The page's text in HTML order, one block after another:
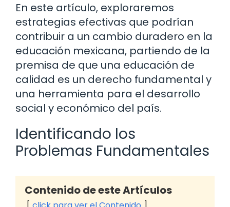
En este artículo, exploraremos
estrategias efectivas que podrían
contribuir a un cambio duradero en la
educación mexicana, partiendo de la
premisa de que una educación de
calidad es un derecho fundamental y
una herramienta para el desarrollo
social y económico del país.
Identificando los
Problemas Fundamentales
Contenido de este Artículos